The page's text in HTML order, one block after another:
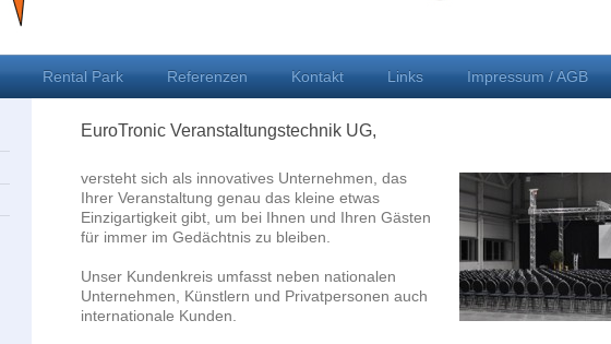
Rental Park Referenzen Kontakt Links Impressum / AGB
EuroTronic Veranstaltungstechnik UG,
versteht sich als innovatives Unternehmen, das
Ihrer Veranstaltung genau das kleine etwas
Einzigartigkeit gibt, um bei Ihnen und Ihren Gästen
für immer im Gedächtnis zu bleiben.
Unser Kundenkreis umfasst neben nationalen
Unternehmen, Künstlern und Privatpersonen auch
internationale Kunden.